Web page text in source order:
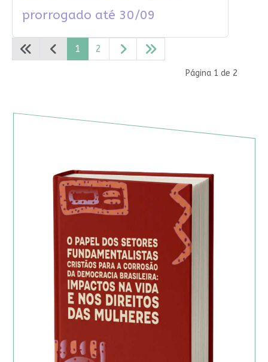
prorrogado até 30/09
Página 1 de 2
1 2